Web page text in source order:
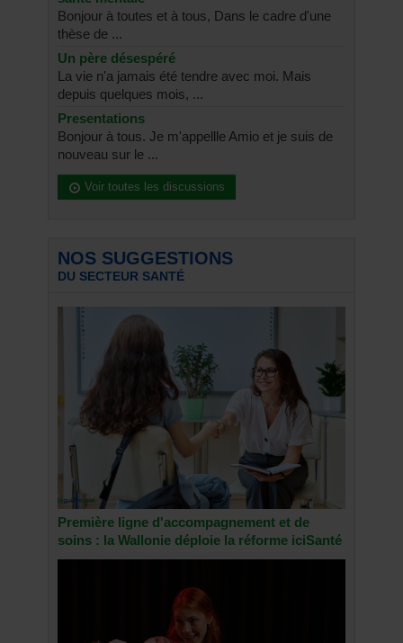
Bonjour à toutes et à tous, Dans le cadre d'une
thèse de ...
Un père désespéré
La vie n'a jamais été tendre avec moi. Mais
depuis quelques mois, ...
Presentations
Bonjour à tous. Je m'appellle Amio et je suis de
nouveau sur le ...
Voir toutes les discussions
NOS SUGGESTIONS
DU SECTEUR SANTÉ
Première ligne d'accompagnement et de
soins : la Wallonie déploie la réforme iciSanté